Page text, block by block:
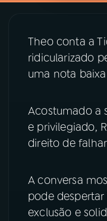
08PRÊMIO
ACOMPANHE A RÁDIO
YouTube
TikTok
Theo conta a
ridicularizado
uma nota
Acostumado a
e privilegiado,
direito de
A conversa
pode
exclusão e